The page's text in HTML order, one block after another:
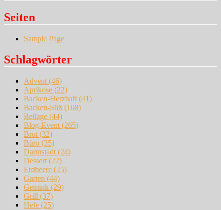
Seiten
Sample Page
Schlagwörter
Advent (46)
Aprikose (22)
Backen-Herzhaft (41)
Backen-Süß (168)
Beilage (44)
Blog-Event (265)
Brot (32)
Büro (35)
Darmstadt (24)
Dessert (22)
Erdbeere (25)
Garten (44)
Getränk (29)
Grill (37)
Hefe (25)